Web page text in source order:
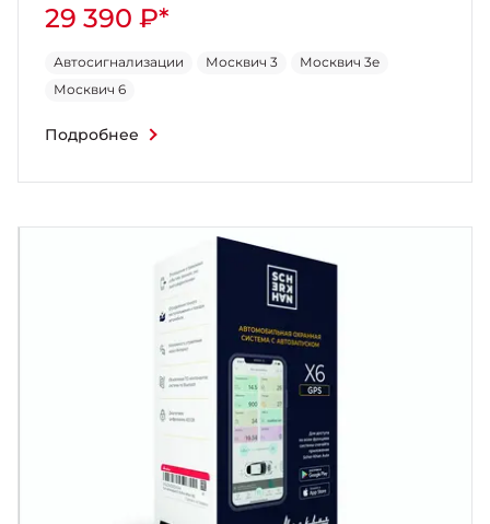
29 390 ₽*
Автосигнализации Москвич 3
Москвич 3e
Москвич 6
Подробнее